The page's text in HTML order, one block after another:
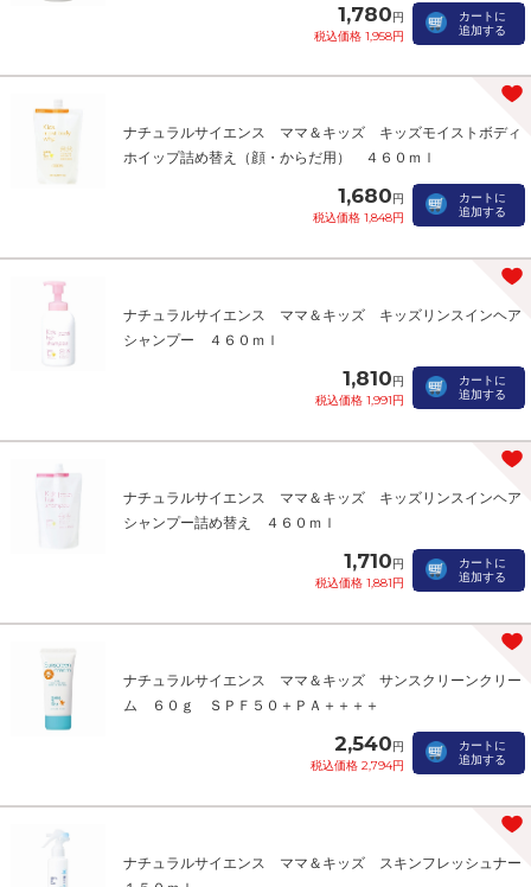
1,780円
税込価格 1,958円
カートに
追加する
ナチュラルサイエンス ママ＆キッズ キッズモイストボディ
ホイップ詰め替え（顔・からだ用） ４６０ｍｌ
1,680円
税込価格 1,848円
カートに
追加する
ナチュラルサイエンス ママ＆キッズ キッズリンスインヘア
シャンプー ４６０ｍｌ
1,810円
税込価格 1,991円
カートに
追加する
ナチュラルサイエンス ママ＆キッズ キッズリンスインヘア
シャンプー詰め替え ４６０ｍｌ
1,710円
税込価格 1,881円
カートに
追加する
ナチュラルサイエンス ママ＆キッズ サンスクリーンクリー
ム ６０ｇ ＳＰＦ５０＋ＰＡ＋＋＋＋
2,540円
税込価格 2,794円
カートに
追加する
ナチュラルサイエンス ママ＆キッズ スキンフレッシュナー